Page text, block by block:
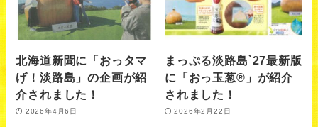
北海道新聞に「おっタマ
げ！淡路島」の企画が紹
介されました！
2026年4月6日
まっぷる淡路島`27最新版
に「おっ玉葱®」が紹介
されました！
2026年2月22日